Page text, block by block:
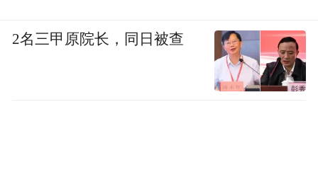
2名三甲原院长，同日被查